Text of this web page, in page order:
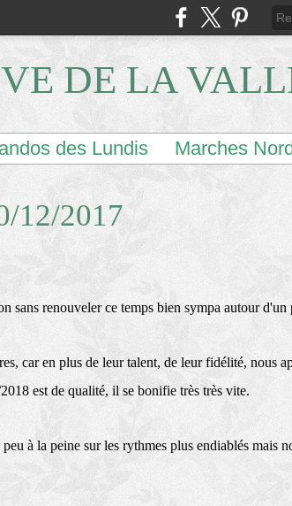
DE LA
des Lundis Marches
12/2017
sans renouveler ce temps bien sympa autour d'un
car en plus de leur talent, de leur fidélité, nous
est de qualité, il se bonifie très très vite.
à la peine sur les rythmes plus endiablés mais